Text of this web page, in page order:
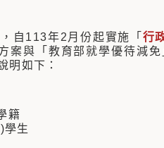
自113年2月份起實施「 行
案與「教育部就學優待減
明如下：
籍
學生